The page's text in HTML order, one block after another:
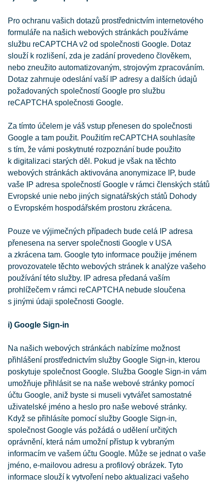
Pro ochranu vašich dotazů prostřednictvím internetového
formuláře na našich webových stránkách používáme
službu reCAPTCHA v2 od společnosti Google. Dotaz
slouží k rozlišení, zda je zadání provedeno člověkem,
nebo zneužito automatizovaným, strojovým zpracováním.
Dotaz zahrnuje odeslání vaší IP adresy a dalších údajů
požadovaných společností Google pro službu
reCAPTCHA společnosti Google.
Za tímto účelem je váš vstup přenesen do společnosti
Google a tam použit. Použitím reCAPTCHA souhlasíte
s tím, že vámi poskytnuté rozpoznání bude použito
k digitalizaci starých děl. Pokud je však na těchto
webových stránkách aktivována anonymizace IP, bude
vaše IP adresa společností Google v rámci členských států
Evropské unie nebo jiných signatářských států Dohody
o Evropském hospodářském prostoru zkrácena.
Pouze ve výjimečných případech bude celá IP adresa
přenesena na server společnosti Google v USA
a zkrácena tam. Google tyto informace použije jménem
provozovatele těchto webových stránek k analýze vašeho
používání této služby. IP adresa předaná vaším
prohlížečem v rámci reCAPTCHA nebude sloučena
s jinými údaji společnosti Google.
i) Google Sign-in
Na našich webových stránkách nabízíme možnost
přihlášení prostřednictvím služby Google Sign-in, kterou
poskytuje společnost Google. Služba Google Sign-in vám
umožňuje přihlásit se na naše webové stránky pomocí
účtu Google, aniž byste si museli vytvářet samostatné
uživatelské jméno a heslo pro naše webové stránky.
Když se přihlásíte pomocí služby Google Sign-in,
společnost Google vás požádá o udělení určitých
oprávnění, která nám umožní přístup k vybraným
informacím ve vašem účtu Google. Může se jednat o vaše
jméno, e-mailovou adresu a profilový obrázek. Tyto
informace slouží k vytvoření nebo aktualizaci vašeho